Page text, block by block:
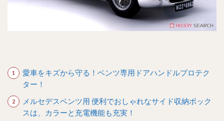
愛車をキズから守る！ベンツ専用ドアハンドルプロテク
ター！
メルセデスベンツ用 便利でおしゃれなサイド収納ボック
スは、カラーと充電機能も充実！